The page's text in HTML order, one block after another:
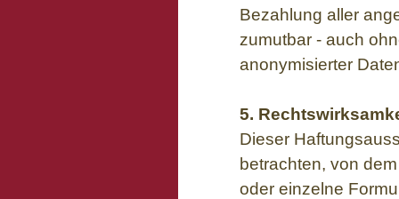
Bezahlung aller
zumutbar - auch
anonymisierter
5.
Dieser
betrachten, von
oder einzelne